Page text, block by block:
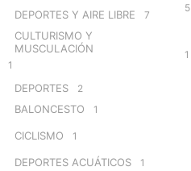
DEPORTES Y AIRE LIBRE 7
CULTURISMO Y
MUSCULACIÓN
1
DEPORTES 2
BALONCESTO 1
CICLISMO 1
DEPORTES ACUÁTICOS 1
5
1